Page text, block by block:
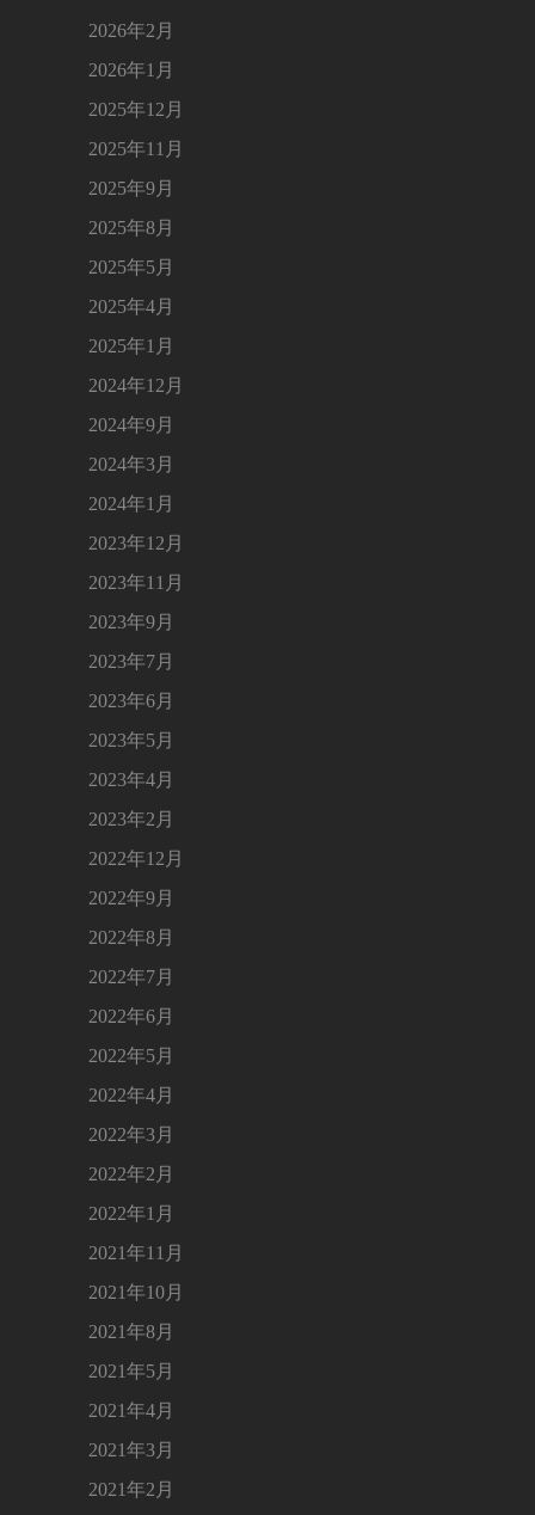
2026年2月
2026年1月
2025年12月
2025年11月
2025年9月
2025年8月
2025年5月
2025年4月
2025年1月
2024年12月
2024年9月
2024年3月
2024年1月
2023年12月
2023年11月
2023年9月
2023年7月
2023年6月
2023年5月
2023年4月
2023年2月
2022年12月
2022年9月
2022年8月
2022年7月
2022年6月
2022年5月
2022年4月
2022年3月
2022年2月
2022年1月
2021年11月
2021年10月
2021年8月
2021年5月
2021年4月
2021年3月
2021年2月